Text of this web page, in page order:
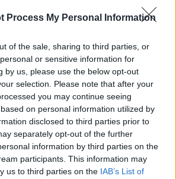
Process My Personal Information
of the sale, sharing to third parties, or
or sensitive information for
by us, please use the below opt-out
selection. Please note that after your
you may continue seeing
on personal information utilized by
disclosed to third parties prior to
separately opt-out of the further
information by third parties on the
participants. This information may
us to third parties on the IAB’s List of
a tetőszerkezet közepébe integrált tartó
kívül a tetőívbe süllyesztve gyakorlatilag
szükség esetén pedig kiemelkedve
biztonságos rögzítéséről és
az utastéren végighúzódó magas
helyezkedik el, az üléshéjak belső